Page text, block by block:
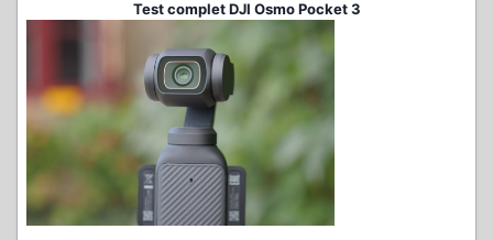
Test complet DJI Osmo Pocket 3